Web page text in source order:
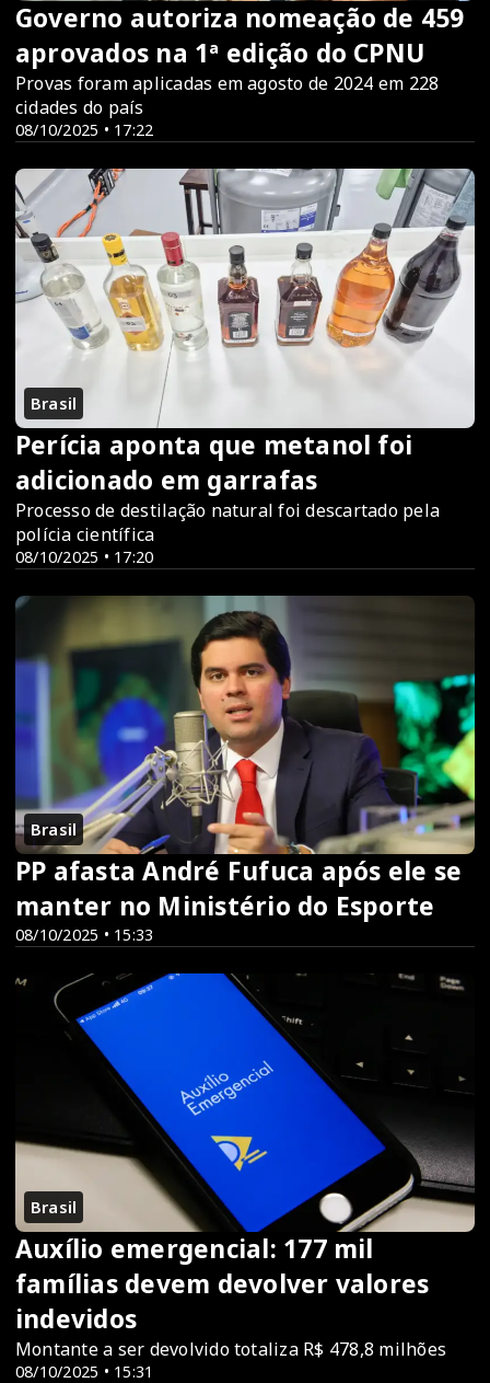
08/10/2025 • 17:22
Governo autoriza nomeação de 459
aprovados na 1ª edição do CPNU
Provas foram aplicadas em agosto de 2024 em 228
cidades do país
Brasil
08/10/2025 • 17:20
Perícia aponta que metanol foi
adicionado em garrafas
Processo de destilação natural foi descartado pela
polícia científica
Brasil
08/10/2025 • 15:33
PP afasta André Fufuca após ele se
manter no Ministério do Esporte
Brasil
08/10/2025 • 15:31
Auxílio emergencial: 177 mil
famílias devem devolver valores
indevidos
Montante a ser devolvido totaliza R$ 478,8 milhões